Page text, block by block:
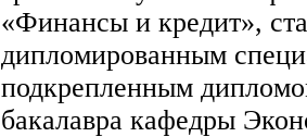
«Финансы и кредит»,
дипломированным
подкрепленным
бакалавра кафедры